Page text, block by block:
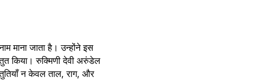
माना जाता है। उन्होंने इस
किया। रुक्मिणी देवी अरुंडेल
न केवल ताल, राग, और